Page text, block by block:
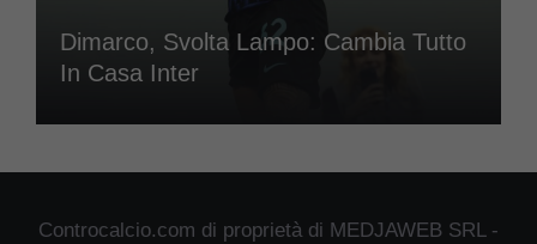
Dimarco, Svolta Lampo: Cambia Tutto
In Casa Inter
Controcalcio.com di proprietà di MEDJAWEB SRL -